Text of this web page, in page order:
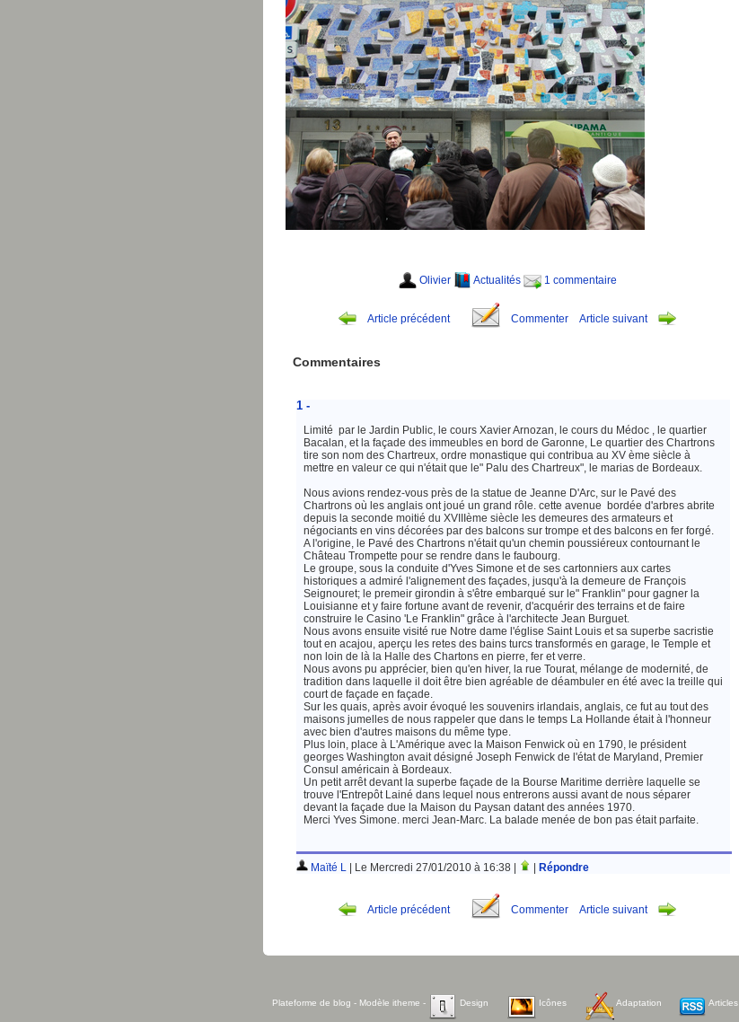
Olivier Actualités 1 commentaire
Article précédent Commenter Article suivant
Commentaires
1 -
Limité par le Jardin Public, le cours Xavier Arnozan, le cours du Médoc , le quartier
Bacalan, et la façade des immeubles en bord de Garonne, Le quartier des Chartrons
tire son nom des Chartreux, ordre monastique qui contribua au XV ème siècle à
mettre en valeur ce qui n'était que le" Palu des Chartreux", le marias de Bordeaux.
Nous avions rendez-vous près de la statue de Jeanne D'Arc, sur le Pavé des
Chartrons où les anglais ont joué un grand rôle. cette avenue bordée d'arbres abrite
depuis la seconde moitié du XVIIIème siècle les demeures des armateurs et
négociants en vins décorées par des balcons sur trompe et des balcons en fer forgé.
A l'origine, le Pavé des Chartrons n'était qu'un chemin poussiéreux contournant le
Château Trompette pour se rendre dans le faubourg.
Le groupe, sous la conduite d'Yves Simone et de ses cartonniers aux cartes
historiques a admiré l'alignement des façades, jusqu'à la demeure de François
Seignouret; le premeir girondin à s'être embarqué sur le" Franklin" pour gagner la
Louisianne et y faire fortune avant de revenir, d'acquérir des terrains et de faire
construire le Casino 'Le Franklin" grâce à l'architecte Jean Burguet.
Nous avons ensuite visité rue Notre dame l'église Saint Louis et sa superbe sacristie
tout en acajou, aperçu les retes des bains turcs transformés en garage, le Temple et
non loin de là la Halle des Chartons en pierre, fer et verre.
Nous avons pu apprécier, bien qu'en hiver, la rue Tourat, mélange de modernité, de
tradition dans laquelle il doit être bien agréable de déambuler en été avec la treille qui
court de façade en façade.
Sur les quais, après avoir évoqué les souvenirs irlandais, anglais, ce fut au tout des
maisons jumelles de nous rappeler que dans le temps La Hollande était à l'honneur
avec bien d'autres maisons du même type.
Plus loin, place à L'Amérique avec la Maison Fenwick où en 1790, le président
georges Washington avait désigné Joseph Fenwick de l'état de Maryland, Premier
Consul américain à Bordeaux.
Un petit arrêt devant la superbe façade de la Bourse Maritime derrière laquelle se
trouve l'Entrepôt Lainé dans lequel nous entrerons aussi avant de nous séparer
devant la façade due la Maison du Paysan datant des années 1970.
Merci Yves Simone. merci Jean-Marc. La balade menée de bon pas était parfaite.
Maïté L | Le Mercredi 27/01/2010 à 16:38 | Répondre
Article précédent Commenter Article suivant
Plateforme de blog - Modèle itheme - Design Icônes Adaptation Articles